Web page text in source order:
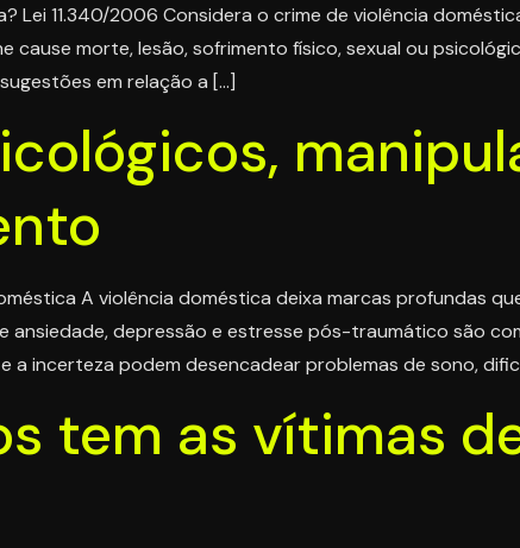
Lei 11.340/2006 Considera o crime de violência
cause morte, lesão, sofrimento físico, sexual ou
em relação a […]
A violência doméstica deixa marcas profundas
ansiedade, depressão e estresse pós-traumático são
a incerteza podem desencadear problemas de sono,
tem as vítimas